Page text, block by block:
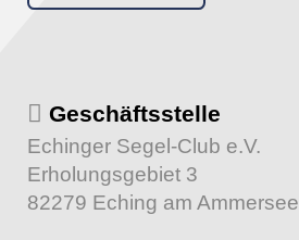
Geschäftsstelle
Echinger Segel-Club e.V.
Erholungsgebiet 3
82279 Eching am Ammersee